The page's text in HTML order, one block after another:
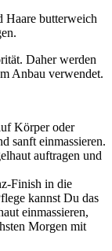
butterweich
Daher werden
Anbau verwendet.
Körper oder
sanft einmassieren.
auftragen und
Finish in die
kannst Du das
einmassieren,
Morgen mit